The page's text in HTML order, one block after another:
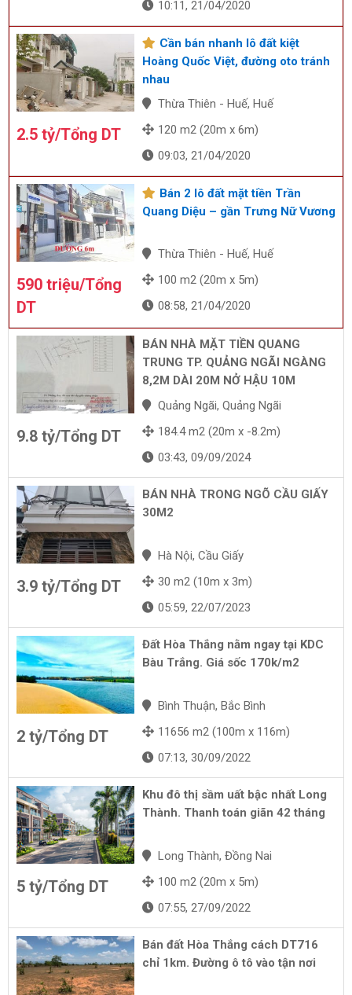
10:11, 21/04/2020
2.5 tỷ/Tổng DT
Cần bán nhanh lô đất kiệt
Hoàng Quốc Việt, đường oto tránh
nhau
Thừa Thiên - Huế, Huế
120 m2 (20m x 6m)
09:03, 21/04/2020
590 triệu/Tổng
DT
Bán 2 lô đất mặt tiền Trần
Quang Diệu – gần Trưng Nữ Vương
Thừa Thiên - Huế, Huế
100 m2 (20m x 5m)
08:58, 21/04/2020
9.8 tỷ/Tổng DT
BÁN NHÀ MẶT TIỀN QUANG
TRUNG TP. QUẢNG NGÃI NGÀNG
8,2M DÀI 20M NỞ HẬU 10M
Quảng Ngãi, Quảng Ngãi
184.4 m2 (20m x -8.2m)
03:43, 09/09/2024
3.9 tỷ/Tổng DT
BÁN NHÀ TRONG NGÕ CẦU GIẤY
30M2
Hà Nội, Cầu Giấy
30 m2 (10m x 3m)
05:59, 22/07/2023
2 tỷ/Tổng DT
Đất Hòa Thắng nằm ngay tại KDC
Bàu Trắng. Giá sốc 170k/m2
Bình Thuận, Bắc Bình
11656 m2 (100m x 116m)
07:13, 30/09/2022
5 tỷ/Tổng DT
Khu đô thị sầm uất bậc nhất Long
Thành. Thanh toán giãn 42 tháng
Long Thành, Đồng Nai
100 m2 (20m x 5m)
07:55, 27/09/2022
Bán đất Hòa Thắng cách DT716
chỉ 1km. Đường ô tô vào tận nơi